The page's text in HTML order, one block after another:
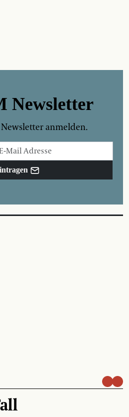
Newsletter
anmelden.